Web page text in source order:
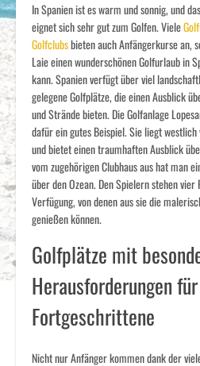
In Spanien ist es warm und sonnig, und
eignet sich sehr gut zum Golfen. Viele
Golfclubsbieten auch Anfängerkurse an,
Laie einen wunderschönen Golfurlaub in
kann. Spanien verfügt über viel
gelegene Golfplätze, die einen Ausblick
und Strände bieten. Die Golfanlage
dafür ein gutes Beispiel. Sie liegt westlich
und bietet einen traumhaften Ausblick
vom zugehörigen Clubhaus aus hat man
über den Ozean. Den Spielern stehen vier
Verfügung, von denen aus sie die
genießen können.
Golfplätze mit
Herausforderungen für
Fortgeschrittene
Nicht nur Anfänger kommen dank der